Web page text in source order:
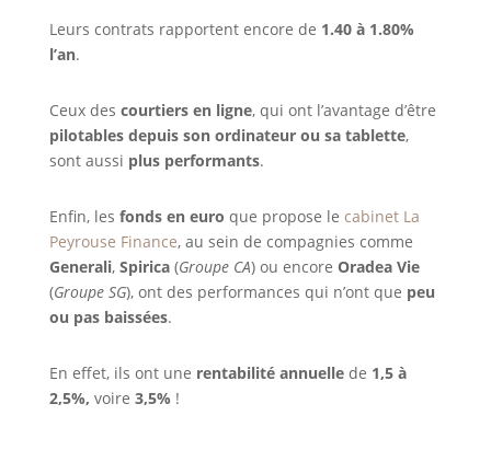
Leurs contrats rapportent encore de 1.40 à 1.80%
l’an.
Ceux des courtiers en ligne, qui ont l’avantage d’être
pilotables depuis son ordinateur ou sa tablette,
sont aussi plus performants.
Enfin, les fonds en euro que propose le cabinet La
Peyrouse Finance, au sein de compagnies comme
Generali, Spirica (Groupe CA) ou encore Oradea Vie
(Groupe SG), ont des performances qui n’ont que peu
ou pas baissées.
En effet, ils ont une rentabilité annuellede 1,5 à
2,5%, voire 3,5% !